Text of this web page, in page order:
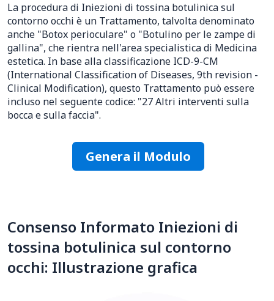
La procedura di Iniezioni di tossina botulinica sul
contorno occhi è un Trattamento, talvolta denominato
anche "Botox perioculare" o "Botulino per le zampe di
gallina", che rientra nell'area specialistica di Medicina
estetica. In base alla classificazione ICD-9-CM
(International Classification of Diseases, 9th revision -
Clinical Modification), questo Trattamento può essere
incluso nel seguente codice: "27 Altri interventi sulla
bocca e sulla faccia".
Genera il Modulo
Consenso Informato Iniezioni di
tossina botulinica sul contorno
occhi: Illustrazione grafica